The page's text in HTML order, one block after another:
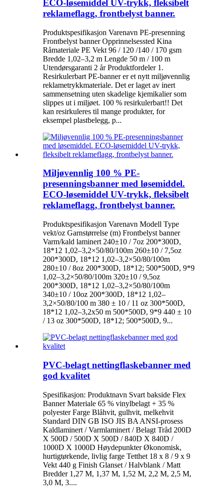
ECO-løsemiddel UV-trykk, fleksibelt
reklameflagg, frontbelyst banner.
Produktspesifikasjon Varenavn PE-presenning
Frontbelyst banner Opprinnelsessted Kina
Råmateriale PE Vekt 96 / 120 /140 / 170 gsm
Bredde 1,02–3,2 m Lengde 50 m / 100 m
Utendørsgaranti 2 år Produktfordeler 1.
Resirkulerbart PE-banner er et nytt miljøvennlig
reklametrykkmateriale. Det er laget av inert
sammensetning uten skadelige kjemikalier som
slippes ut i miljøet. 100 % resirkulerbart!! Det
kan resirkuleres til mange produkter, for
eksempel plastbelegg, p...
Miljøvennlig 100 % PE-
presenningsbanner med løsemiddel.
ECO-løsemiddel UV-trykk, fleksibelt
reklameflagg, frontbelyst banner.
Produktspesifikasjon Varenavn Modell Type
vekt/oz Garnstørrelse (m) Frontbelyst banner
Varm/kald laminert 240±10 / 7oz 200*300D,
18*12 1,02–3,2×50/80/100m 260±10 / 7,5oz
200*300D, 18*12 1,02–3,2×50/80/100m
280±10 / 8oz 200*300D, 18*12; 500*500D, 9*9
1,02–3,2×50/80/100m 320±10 / 9,5oz
200*300D, 18*12 1,02–3,2×50/80/100m
340±10 / 10oz 200*300D, 18*12 1,02–
3,2×50/80/100 m 380 ± 10 / 11 oz 300*500D,
18*12 1,02–3,2x50 m 500*500D, 9*9 440 ± 10
/ 13 oz 300*500D, 18*12; 500*500D, 9...
PVC-belagt nettingflaskebanner med
god kvalitet
Spesifikasjon: Produktnavn Svart bakside Flex
Banner Materiale 65 % vinylbelagt + 35 %
polyester Farge Blåhvit, gulhvit, melkehvit
Standard DIN GB ISO JIS BA ANSI-prosess
Kaldlaminert / Varmlaminert / Belagt Tråd 200D
X 500D / 500D X 500D / 840D X 840D /
1000D X 1000D Høydepunkter Økonomisk,
hurtigtørkende, livlig farge Tetthet 18 x 8 / 9 x 9
Vekt 440 g Finish Glanset / Halvblank / Matt
Bredder 1,27 M, 1,37 M, 1,52 M, 2,2 M, 2,5 M,
3,0 M, 3....